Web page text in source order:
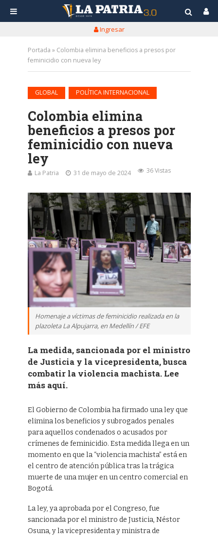
Ingresar
Portada » Colombia elimina beneficios a presos por
feminicidio con nueva ley
GLOBAL POLÍTICA INTERNACIONAL
Colombia elimina
beneficios a presos por
feminicidio con nueva
ley
La Patria 31 de mayo de 2024 36 Vistas
Homenaje a víctimas de feminicidio realizada en la
plazoleta La Alpujarra, en Medellín / EFE
La medida, sancionada por el ministro
de Justicia y la vicepresidenta, busca
combatir la violencia machista. Lee
más aquí.
El Gobierno de Colombia ha firmado una ley que
elimina los beneficios y subrogados penales
para aquellos condenados o acusados por
crímenes de feminicidio. Esta medida llega en un
momento en que la “violencia machista” está en
el centro de atención pública tras la trágica
muerte de una mujer en un centro comercial en
Bogotá.
La ley, ya aprobada por el Congreso, fue
sancionada por el ministro de Justicia, Néstor
Osuna, y la vicepresidenta y ministra de